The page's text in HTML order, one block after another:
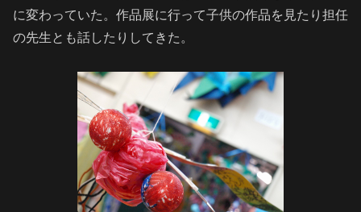
に変わっていた。作品展に行って子供の作品を見たり担任
の先生とも話したりしてきた。